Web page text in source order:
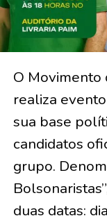
O Movimento
realiza
sua base
candidatos
grupo.
duas datas: